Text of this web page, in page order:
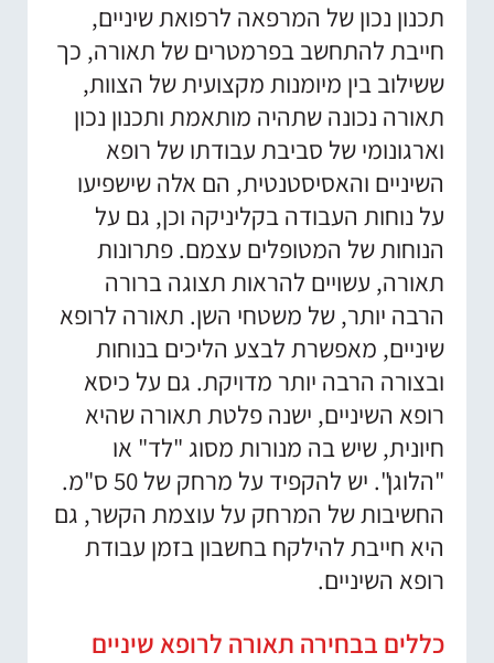
תכנון נכון של המרפאה לרפואת שיניים,
חייבת להתחשב בפרמטרים של תאורה, כך
ששילוב בין מיומנות מקצועית של הצוות,
תאורה נכונה שתהיה מותאמת ותכנון נכון
וארגונומי של סביבת עבודתו של רופא
השיניים והאסיסטנטית, הם אלה שישפיעו
על נוחות העבודה בקליניקה וכן, גם על
הנוחות של המטופלים עצמם. פתרונות
תאורה, עשויים להראות תצוגה ברורה
הרבה יותר, של משטחי השן. תאורה לרופא
שיניים, מאפשרת לבצע הליכים בנוחות
ובצורה הרבה יותר מדויקת. גם על כיסא
רופא השיניים, ישנה פלטת תאורה שהיא
חיונית, שיש בה מנורות מסוג "לד" או
"הלוגן". יש להקפיד על מרחק של 50 ס"מ.
החשיבות של המרחק על עוצמת הקשר, גם
היא חייבת להילקח בחשבון בזמן עבודת
רופא השיניים.
כללים בבחירה תאורה לרופא שיניים